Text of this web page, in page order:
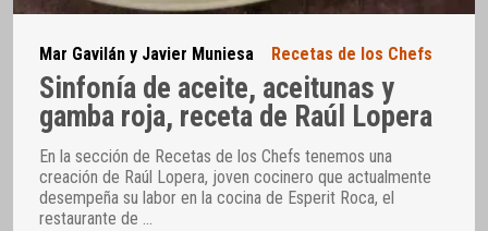
Mar Gavilán y Javier Muniesa Recetas de los Chefs
Sinfonía de aceite, aceitunas y
gamba roja, receta de Raúl Lopera
En la sección de Recetas de los Chefs tenemos una
creación de Raúl Lopera, joven cocinero que actualmente
desempeña su labor en la cocina de Esperit Roca, el
restaurante de …